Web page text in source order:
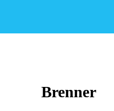
Brenner